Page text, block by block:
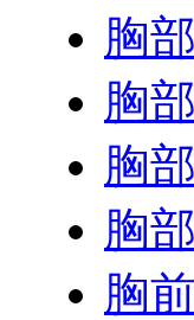
胸
胸
胸
胸
胸